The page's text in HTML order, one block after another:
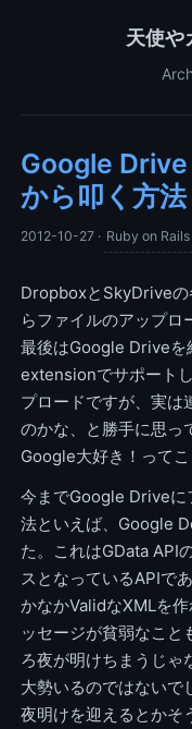
天使や
Google
から叩く方法
2012-10-27· Ruby on Rails
DropboxとSkyDriveの
らファイルのアップロ
最後はGoogle Drive
extensionでサポート
プロードですが、実は
のかな、と勝手に思っ
Google大好き！ってこ
今までGoogle Driveに
法といえば、Google
た。これはGData API
スとなっているAPIで
かなかValidなXMLを
ッセージが貧弱なこと
ろ夜が明けちまうじゃ
大勢いるのではないで
夜明けを迎えるとかそ